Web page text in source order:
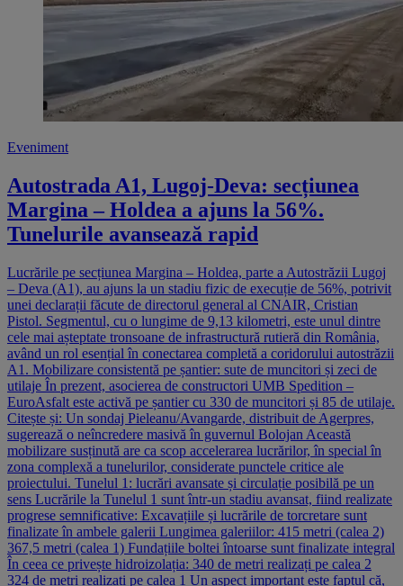
Eveniment
Autostrada A1, Lugoj-Deva: secțiunea
Margina – Holdea a ajuns la 56%.
Tunelurile avansează rapid
Lucrările pe secțiunea Margina – Holdea, parte a Autostrăzii Lugoj
– Deva (A1), au ajuns la un stadiu fizic de execuție de 56%, potrivit
unei declarații făcute de directorul general al CNAIR, Cristian
Pistol. Segmentul, cu o lungime de 9,13 kilometri, este unul dintre
cele mai așteptate tronsoane de infrastructură rutieră din România,
având un rol esențial în conectarea completă a coridorului autostrăzii
A1. Mobilizare consistentă pe șantier: sute de muncitori și zeci de
utilaje În prezent, asocierea de constructori UMB Spedition –
EuroAsfalt este activă pe șantier cu 330 de muncitori și 85 de utilaje.
Citește și: Un sondaj Pieleanu/Avangarde, distribuit de Agerpres,
sugerează o neîncredere masivă în guvernul Bolojan Această
mobilizare susținută are ca scop accelerarea lucrărilor, în special în
zona complexă a tunelurilor, considerate punctele critice ale
proiectului. Tunelul 1: lucrări avansate și circulație posibilă pe un
sens Lucrările la Tunelul 1 sunt într-un stadiu avansat, fiind realizate
progrese semnificative: Excavațiile și lucrările de torcretare sunt
finalizate în ambele galerii Lungimea galeriilor: 415 metri (calea 2)
367,5 metri (calea 1) Fundațiile boltei întoarse sunt finalizate integral
În ceea ce privește hidroizolația: 340 de metri realizați pe calea 2
324 de metri realizați pe calea 1 Un aspect important este faptul că,